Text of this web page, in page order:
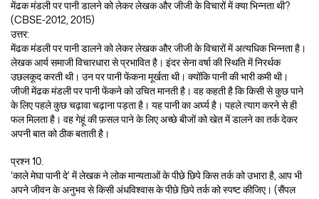
मेंढक मंडली पर पानी डालने को लेकर लेखक और जीजी के विचारों में क्या भिन्नता थी?
(CBSE-2012, 2015)
उत्तर:
मेंढक मंडली पर पानी डालने को लेकर लेखक और जीजी के विचारों में अत्यधिक भिन्नता है।
लेखक आर्य समाजी विचारधारा से प्रभावित है। इंदर सेना वर्षा की स्थिति में निरर्थक
उछलकूद करती थी। उन पर पानी फेंकना मूर्खता थी। क्योंकि पानी की भारी कमी थी।
जीजी मेंढक मंडली पर पानी फेंकने को उचित मानती है। वह कहती है कि किसी से कुछ पाने
के लिए पहले कुछ चढ़ावा चढ़ाना पड़ता है। यह पानी का अर्घ्य है। पहले त्याग करने से ही
फल मिलता है। वह गेहूं की फ़सल पाने के लिए अच्छे बीजों को खेत में डालने का तर्क देकर
अपनी बात को ठीक बताती है।
प्रश्न 10.
‘काले मेघा पानी दे’ में लेखक ने लोक मान्यताओं के पीछे छिपे किस तर्क को उभारा है, आप भी
अपने जीवन के अनुभव से किसी अंधविश्वास के पीछे छिपे तर्क को स्पष्ट कीजिए। (सैंपल